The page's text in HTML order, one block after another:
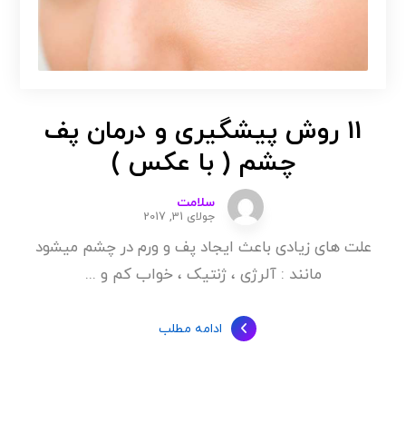
11 روش پیشگیری و درمان پف
چشم ( با عکس )
سلامت
جولای 31, 2017
علت های زیادی باعث ایجاد پف و ورم در چشم میشود
مانند : آلرژی ، ژنتیک ، خواب کم و ...
ادامه مطلب